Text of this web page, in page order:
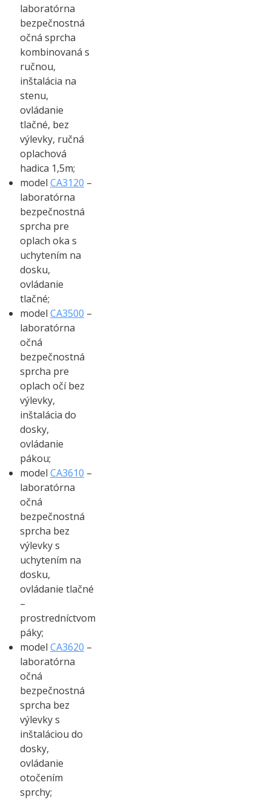
laboratórna
bezpečnostná
očná sprcha
kombinovaná s
ručnou,
inštalácia na
stenu,
ovládanie
tlačné, bez
výlevky, ručná
oplachová
hadica 1,5m;
model CA3120 –
laboratórna
bezpečnostná
sprcha pre
oplach oka s
uchytením na
dosku,
ovládanie
tlačné;
model CA3500 –
laboratórna
očná
bezpečnostná
sprcha pre
oplach očí bez
výlevky,
inštalácia do
dosky,
ovládanie
pákou;
model CA3610 –
laboratórna
očná
bezpečnostná
sprcha bez
výlevky s
uchytením na
dosku,
ovládanie tlačné
–
prostredníctvom
páky;
model CA3620 –
laboratórna
očná
bezpečnostná
sprcha bez
výlevky s
inštaláciou do
dosky,
ovládanie
otočením
sprchy;